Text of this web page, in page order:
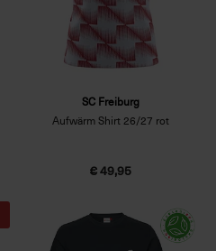
SC Freiburg
Aufwärm Shirt 26/27 rot
€ 49,95